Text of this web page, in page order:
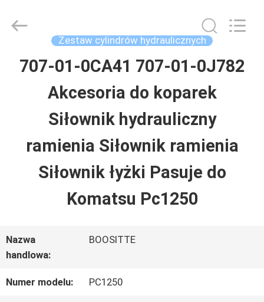
DOM
PRODUKTY
FILMY
Machinery
Zestaw cylindrów hydraulicznych
707-01-0CA41 707-01-0J782
Akcesoria do koparek
Siłownik hydrauliczny
ramienia Siłownik ramienia
Siłownik łyżki Pasuje do
Komatsu Pc1250
Nazwa
handlowa:
BOOSITTE
Numer modelu: PC1250